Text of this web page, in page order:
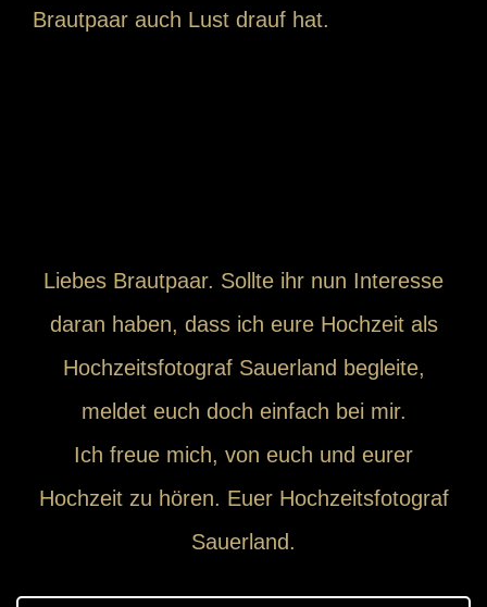
Brautpaar auch Lust drauf hat.
Liebes Brautpaar. Sollte ihr nun Interesse
daran haben, dass ich eure Hochzeit als
Hochzeitsfotograf Sauerland begleite,
meldet euch doch einfach bei mir.
Ich freue mich, von euch und eurer
Hochzeit zu hören. Euer Hochzeitsfotograf
Sauerland.